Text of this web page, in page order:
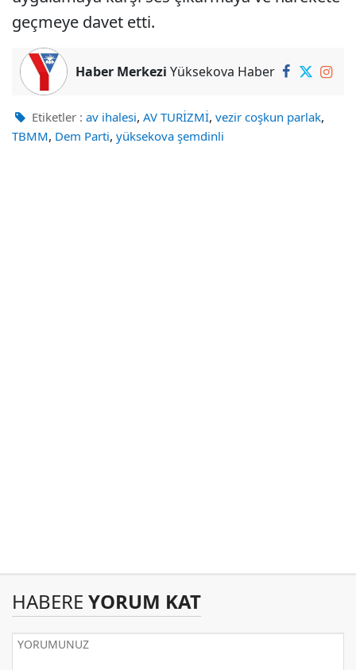
geçmeye davet etti.
Haber Merkezi Yüksekova Haber
Etiketler : av ihalesi, AV TURİZMİ, vezir coşkun parlak,
TBMM, Dem Parti, yüksekova şemdinli
HABERE YORUM KAT